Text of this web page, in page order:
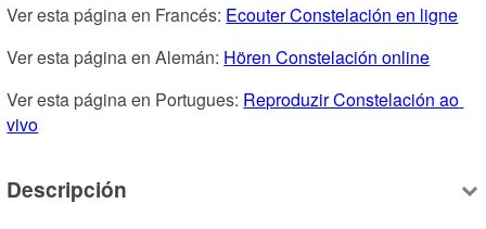
Ver esta página en Francés: Ecouter Constelación en ligne
Ver esta página en Alemán: Hören Constelación online
Ver esta página en Portugues: Reproduzir Constelación ao
vivo
Descripción